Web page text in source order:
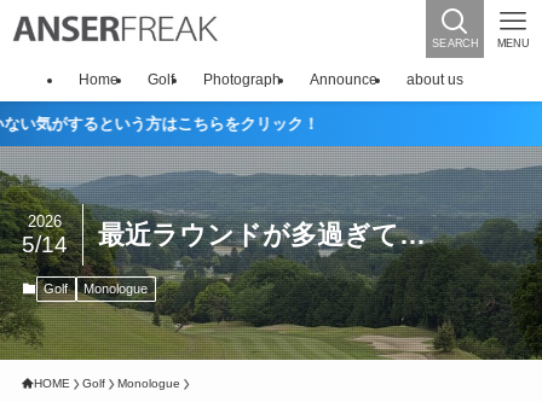
SEARCH MENU
Home Golf Photograph Announce about us
いう方はこちらをクリック！
最近ラウンドが多過ぎて…
2026
5/14
Golf Monologue
HOME Golf Monologue